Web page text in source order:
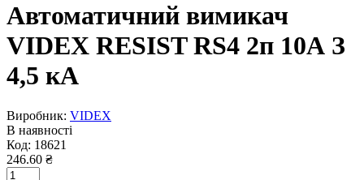
Автоматичний вимикач
VIDEX RESIST RS4 2п 10А З
4,5 кА
Виробник: VIDEX
В наявності
Код: 18621
246.60 ₴